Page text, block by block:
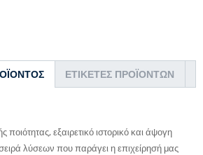
ΕΤΙΚΈΤΕΣ ΠΡΟΪΌΝΤΩΝ
εξαιρετικό ιστορικό και άψογη
λύσεων που παράγει η επιχείρησή μας